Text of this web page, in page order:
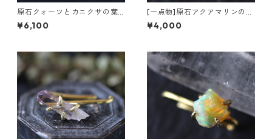
原石クォーツとカニクサの葉
イヤーカフ
¥6,100
[一点物]原石アクアマリンの真
鍮インダストリアル風イヤー
カフ
¥4,000